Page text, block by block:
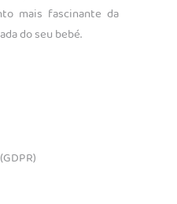
mais fascinante da
do seu bebé.